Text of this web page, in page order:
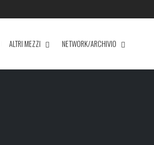
ALTRI MEZZI NETWORK/ARCHIVIO